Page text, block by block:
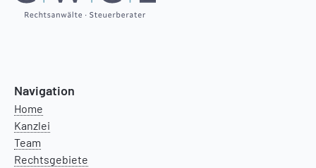
Navigation
Home
Kanzlei
Team
Rechtsgebiete